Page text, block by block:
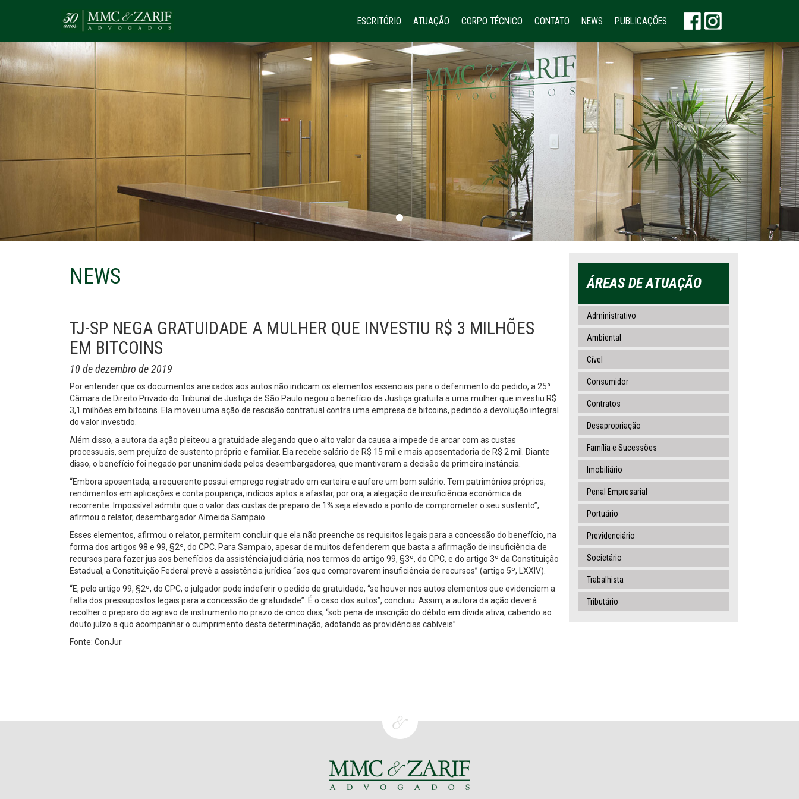
ESCRITÓRIO ATUAÇÃO CORPO TÉCNICO CONTATO NEWS PUBLICAÇÕES
NEWS
TJ-SP NEGA GRATUIDADE A MULHER QUE INVESTIU R$ 3 MILHÕES
EM BITCOINS
10 de dezembro de 2019
Por entender que os documentos anexados aos autos não indicam os elementos essenciais para o deferimento do pedido, a 25ª
Câmara de Direito Privado do Tribunal de Justiça de São Paulo negou o benefício da Justiça gratuita a uma mulher que investiu R$
3,1 milhões em bitcoins. Ela moveu uma ação de rescisão contratual contra uma empresa de bitcoins, pedindo a devolução integral
do valor investido.
Além disso, a autora da ação pleiteou a gratuidade alegando que o alto valor da causa a impede de arcar com as custas
processuais, sem prejuízo de sustento próprio e familiar. Ela recebe salário de R$ 15 mil e mais aposentadoria de R$ 2 mil. Diante
disso, o benefício foi negado por unanimidade pelos desembargadores, que mantiveram a decisão de primeira instância.
“Embora aposentada, a requerente possui emprego registrado em carteira e aufere um bom salário. Tem patrimônios próprios,
rendimentos em aplicações e conta poupança, indícios aptos a afastar, por ora, a alegação de insuficiência econômica da
recorrente. Impossível admitir que o valor das custas de preparo de 1% seja elevado a ponto de comprometer o seu sustento”,
afirmou o relator, desembargador Almeida Sampaio.
Esses elementos, afirmou o relator, permitem concluir que ela não preenche os requisitos legais para a concessão do benefício, na
forma dos artigos 98 e 99, §2º, do CPC. Para Sampaio, apesar de muitos defenderem que basta a afirmação de insuficiência de
recursos para fazer jus aos benefícios da assistência judiciária, nos termos do artigo 99, §3º, do CPC, e do artigo 3º da Constituição
Estadual, a Constituição Federal prevê a assistência jurídica “aos que comprovarem insuficiência de recursos” (artigo 5º, LXXIV).
“E, pelo artigo 99, §2º, do CPC, o julgador pode indeferir o pedido de gratuidade, “se houver nos autos elementos que evidenciem a
falta dos pressupostos legais para a concessão de gratuidade”. É o caso dos autos”, concluiu. Assim, a autora da ação deverá
recolher o preparo do agravo de instrumento no prazo de cinco dias, “sob pena de inscrição do débito em dívida ativa, cabendo ao
douto juízo a quo acompanhar o cumprimento desta determinação, adotando as providências cabíveis”.
Fonte: ConJur
ÁREAS DE ATUAÇÃO
Administrativo
Ambiental
Cível
Consumidor
Contratos
Desapropriação
Família e Sucessões
Imobiliário
Penal Empresarial
Portuário
Previdenciário
Societário
Trabalhista
Tributário